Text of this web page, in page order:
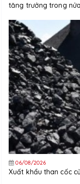
tăng trưởng trong
06/08/2026
Xuất khẩu than cốc